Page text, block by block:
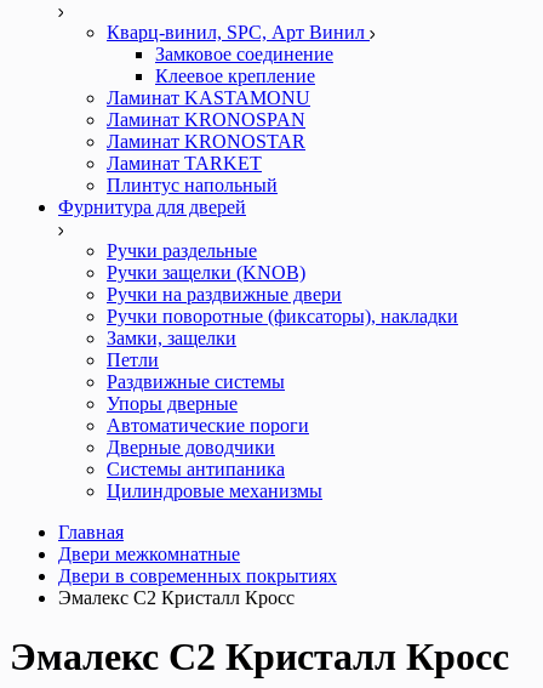
Кварц-винил, SPC, Арт Винил
Замковое соединение
Клеевое крепление
Ламинат KASTAMONU
Ламинат KRONOSPAN
Ламинат KRONOSTAR
Ламинат TARKET
Плинтус напольный
Фурнитура для дверей
Ручки раздельные
Ручки защелки (KNOB)
Ручки на раздвижные двери
Ручки поворотные (фиксаторы), накладки
Замки, защелки
Петли
Раздвижные системы
Упоры дверные
Автоматические пороги
Дверные доводчики
Системы антипаника
Цилиндровые механизмы
Главная
Двери межкомнатные
Двери в современных покрытиях
Эмалекс C2 Кристалл Кросс
Эмалекс C2 Кристалл Кросс